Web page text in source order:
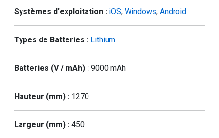
Systèmes d'exploitation : iOS, Windows, Android
Types de Batteries : Lithium
Batteries (V / mAh) : 9000 mAh
Hauteur (mm) : 1270
Largeur (mm) : 450